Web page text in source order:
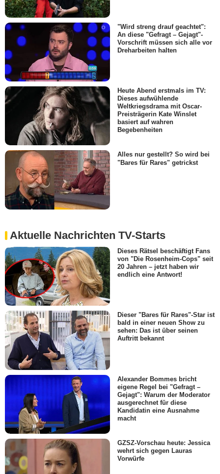
"Wird streng drauf geachtet":
An diese "Gefragt – Gejagt"-
Vorschrift müssen sich alle vor
Dreharbeiten halten
Heute Abend erstmals im TV:
Dieses aufwühlende
Weltkriegsdrama mit Oscar-
Preisträgerin Kate Winslet
basiert auf wahren
Begebenheiten
Alles nur gestellt? So wird bei
"Bares für Rares" getrickst
Aktuelle Nachrichten TV-Starts
Dieses Rätsel beschäftigt Fans
von "Die Rosenheim-Cops" seit
20 Jahren – jetzt haben wir
endlich eine Antwort!
Dieser "Bares für Rares"-Star ist
bald in einer neuen Show zu
sehen: Das ist über seinen
Auftritt bekannt
Alexander Bommes bricht
eigene Regel bei "Gefragt –
Gejagt": Warum der Moderator
ausgerechnet für diese
Kandidatin eine Ausnahme
macht
GZSZ-Vorschau heute: Jessica
wehrt sich gegen Lauras
Vorwürfe